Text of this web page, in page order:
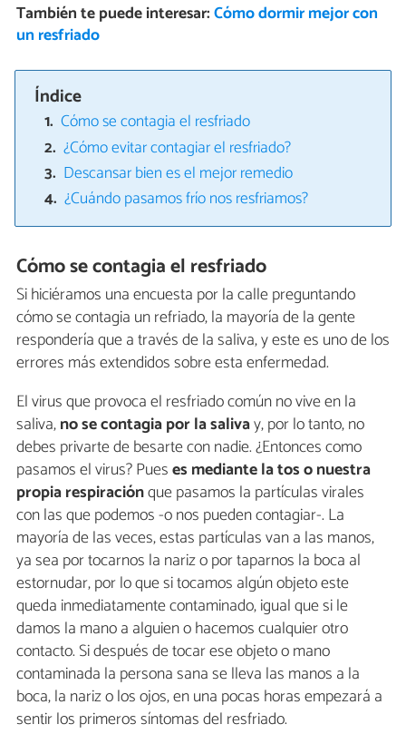
También te puede interesar:Cómo dormir mejor con
un resfriado
Índice
Cómo se contagia el resfriado
¿Cómo evitar contagiar el resfriado?
Descansar bien es el mejor remedio
¿Cuándo pasamos frío nos resfriamos?
Cómo se contagia el resfriado
Si hiciéramos una encuesta por la calle preguntando
cómo se contagia un refriado, la mayoría de la gente
respondería que a través de la saliva, y este es uno de los
errores más extendidos sobre esta enfermedad.
El virus que provoca el resfriado común no vive en la
saliva,no se contagia por la salivay, por lo tanto, no
debes privarte de besarte con nadie. ¿Entonces como
pasamos el virus? Pueses mediante la tos o nuestra
propia respiraciónque pasamos la partículas virales
con las que podemos -o nos pueden contagiar-. La
mayoría de las veces, estas partículas van a las manos,
ya sea por tocarnos la nariz o por taparnos la boca al
estornudar, por lo que si tocamos algún objeto este
queda inmediatamente contaminado, igual que si le
damos la mano a alguien o hacemos cualquier otro
contacto. Si después de tocar ese objeto o mano
contaminada la persona sana se lleva las manos a la
boca, la nariz o los ojos, en una pocas horas empezará a
sentir los primeros síntomas del resfriado.